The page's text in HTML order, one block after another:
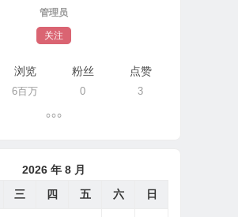
管理员
关注
浏览
6百万
粉丝
0
点赞
3
2026 年 8 月
三 四 五 六 日